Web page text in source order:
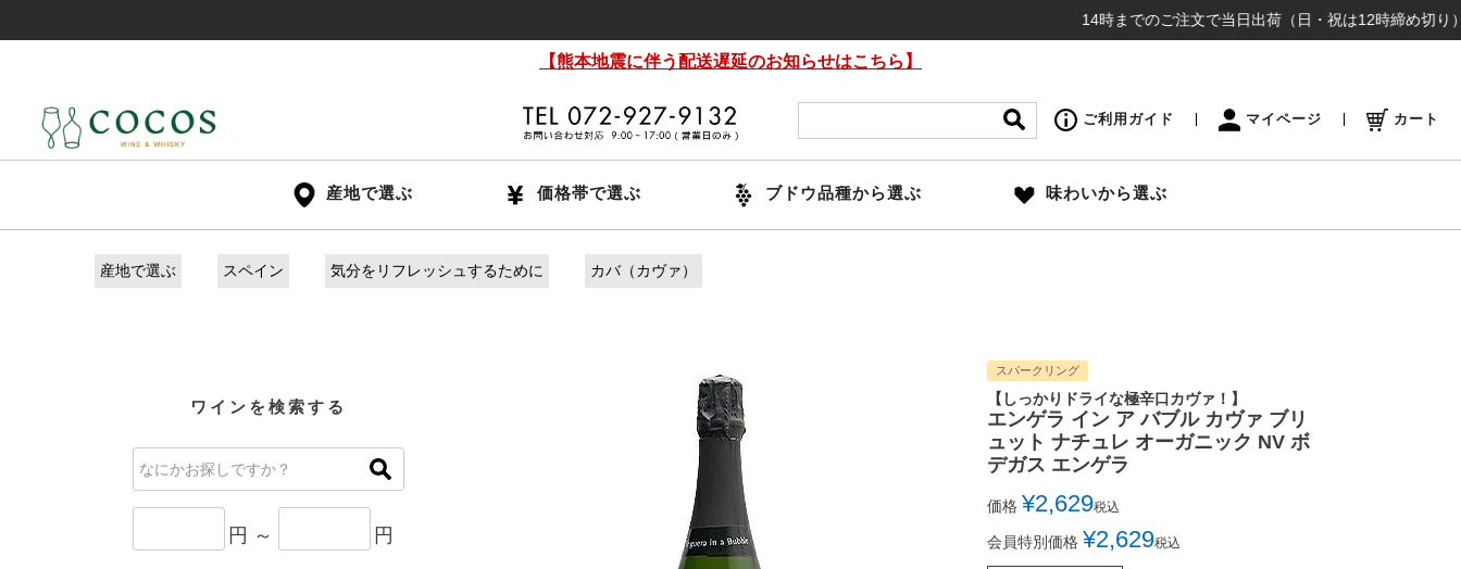
14時までのご注文で当日出荷（日・祝は12時締め切り）
【熊本地震に伴う配送遅延のお知らせはこちら】
ご利用ガイド マイページ カート
産地で選ぶ 価格帯で選ぶ ブドウ品種から選ぶ 味わいから選ぶ
産地で選ぶ スペイン 気分をリフレッシュするために カバ（カヴァ）
ワインを検索する
円 ～ 円
スパークリング
【しっかりドライな極辛口カヴァ！】
エンゲラ イン ア バブル カヴァ ブリ
ュット ナチュレ オーガニック NV ボ
デガス エンゲラ
価格 ¥2,629税込
会員特別価格 ¥2,629税込